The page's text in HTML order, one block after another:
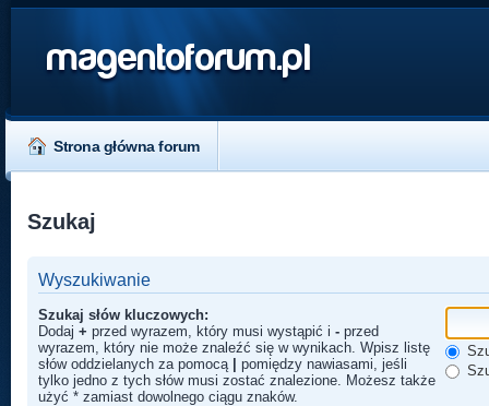
magentoforum.pl
Strona główna forum
Szukaj
Wyszukiwanie
Szukaj słów kluczowych:
Dodaj + przed wyrazem, który musi wystąpić i - przed
wyrazem, który nie może znaleźć się w wynikach. Wpisz listę
słów oddzielanych za pomocą
pomiędzy nawiasami, jeśli
tylko jedno z tych słów musi zostać znalezione. Możesz także
użyć * zamiast dowolnego ciągu znaków.